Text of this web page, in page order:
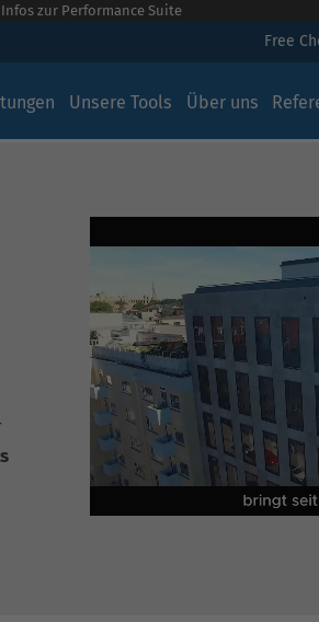
zur Performance Suite
Free
Unsere Tools Über uns